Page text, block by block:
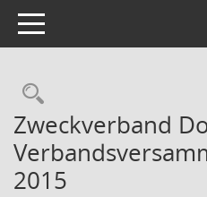
Toggle navigation
Zweckverband
2015